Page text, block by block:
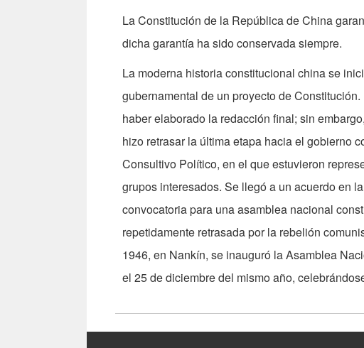
La Constitución de la República de China
dicha garantía ha sido conservada siempre.
La moderna historia constitucional china se
gubernamental de un proyecto de
haber elaborado la redacción final; sin
hizo retrasar la última etapa hacia el gobierno
Consultivo Político, en el que estuvieron
grupos interesados. Se llegó a un acuerdo en
convocatoria para una asamblea nacional
repetidamente retrasada por la rebelión
1946, en Nankín, se inauguró la Asamblea
el 25 de diciembre del mismo año,